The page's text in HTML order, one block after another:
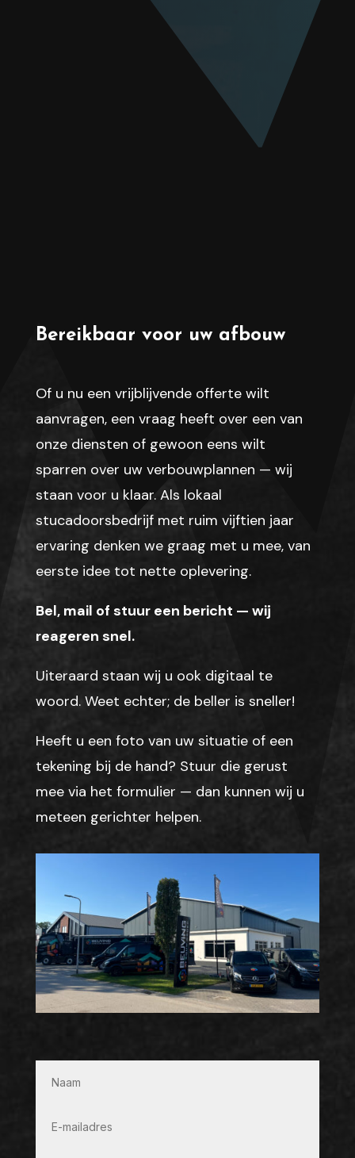
Bereikbaar voor uw afbouw
Of u nu een vrijblijvende offerte wilt
aanvragen, een vraag heeft over een van
onze diensten of gewoon eens wilt
sparren over uw verbouwplannen — wij
staan voor u klaar. Als lokaal
stucadoorsbedrijf met ruim vijftien jaar
ervaring denken we graag met u mee, van
eerste idee tot nette oplevering.
Bel, mail of stuur een bericht — wij
reageren snel.
Uiteraard staan wij u ook digitaal te
woord. Weet echter; de beller is sneller!
Heeft u een foto van uw situatie of een
tekening bij de hand? Stuur die gerust
mee via het formulier — dan kunnen wij u
meteen gerichter helpen.